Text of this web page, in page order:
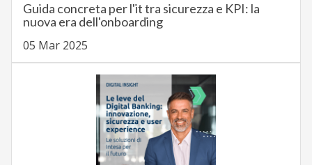
Guida concreta per l'it tra sicurezza e KPI: la
nuova era dell'onboarding
05 Mar 2025